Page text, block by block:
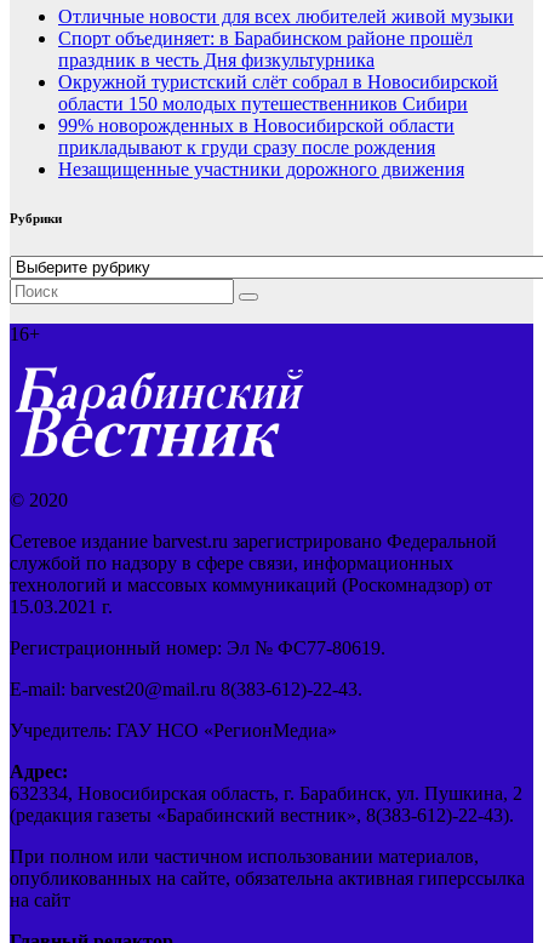
Отличные новости для всех любителей живой музыки
Спорт объединяет: в Барабинском районе прошёл
праздник в честь Дня физкультурника
Окружной туристский слёт собрал в Новосибирской
области 150 молодых путешественников Сибири
99% новорожденных в Новосибирской области
прикладывают к груди сразу после рождения
Незащищенные участники дорожного движения
Рубрики
Рубрики
16+
© 2020
Сетевое издание barvest.ru зарегистрировано Федеральной
службой по надзору в сфере связи, информационных
технологий и массовых коммуникаций (Роскомнадзор) от
15.03.2021 г.
Регистрационный номер: Эл № ФС77-80619.
E-mail: barvest20@mail.ru 8(383-612)-22-43.
Учредитель: ГАУ НСО «РегионМедиа»
Адрес:
632334, Новосибирская область, г. Барабинск, ул. Пушкина, 2
(редакция газеты «Барабинский вестник», 8(383-612)-22-43).
При полном или частичном использовании материалов,
опубликованных на сайте, обязательна активная гиперссылка
на сайт